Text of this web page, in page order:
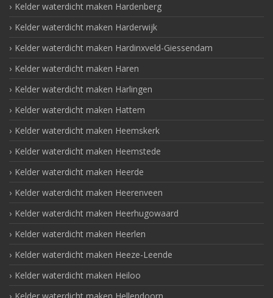
Kelder waterdicht maken Hardenberg
Kelder waterdicht maken Harderwijk
Kelder waterdicht maken Hardinxveld-Giessendam
Kelder waterdicht maken Haren
Kelder waterdicht maken Harlingen
Kelder waterdicht maken Hattem
Kelder waterdicht maken Heemskerk
Kelder waterdicht maken Heemstede
Kelder waterdicht maken Heerde
Kelder waterdicht maken Heerenveen
Kelder waterdicht maken Heerhugowaard
Kelder waterdicht maken Heerlen
Kelder waterdicht maken Heeze-Leende
Kelder waterdicht maken Heiloo